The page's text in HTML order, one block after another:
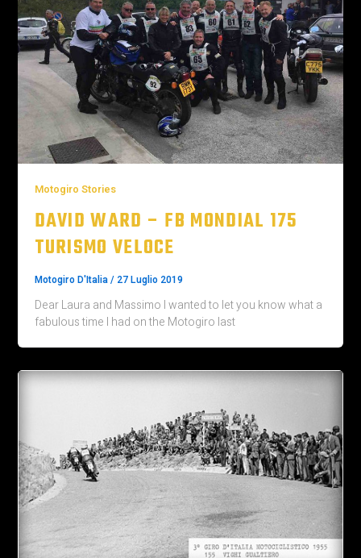
Motogiro Stories
DAVID WARD – FB MONDIAL 175
TURISMO VELOCE
Motogiro D'Italia/ 27 Luglio 2019
Dear Laura and Massimo I wanted to let you know what a
fabulous time I had on the Motogiro last